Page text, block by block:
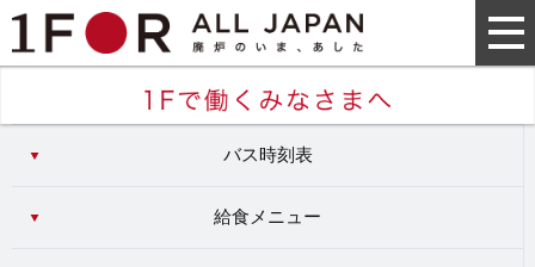
バス時刻表
給食メニュー